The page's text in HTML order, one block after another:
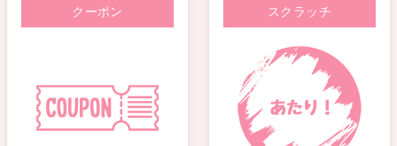
クーポン スクラッチ